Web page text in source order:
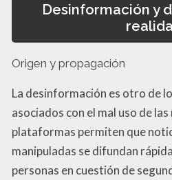
Desinformación y
Origen y propagación
La desinformación es otro de
asociados con el mal uso de
plataformas permiten que
manipuladas se difundan
personas en cuestión de